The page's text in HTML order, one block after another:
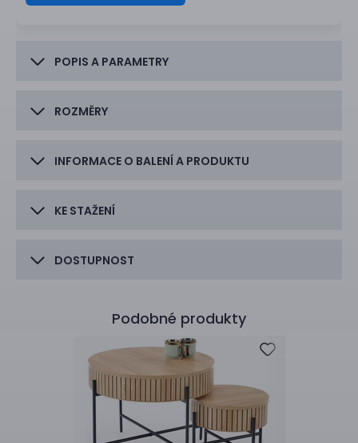
POPIS A PARAMETRY
ROZMĚRY
INFORMACE O BALENÍ A PRODUKTU
KE STAŽENÍ
DOSTUPNOST
Podobné produkty